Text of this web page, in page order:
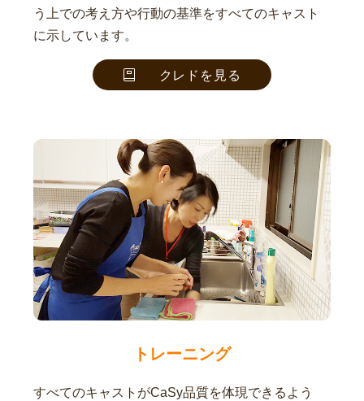
う上での考え方や行動の基準をすべてのキャスト
に示しています。
クレドを見る
トレーニング
すべてのキャストがCaSy品質を体現できるよう